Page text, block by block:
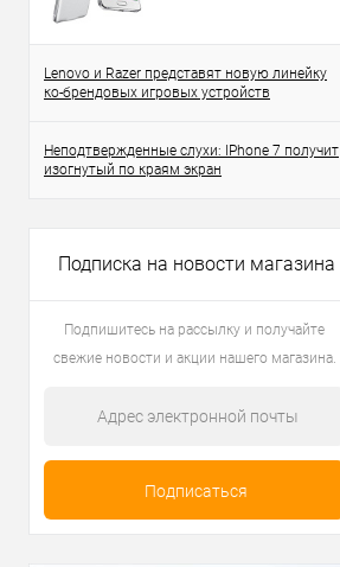
Lenovo и Razer представят новую линейку
ко-брендовых игровых устройств
Неподтвержденные слухи: IPhone 7 получит
изогнутый по краям экран
Подписка на новости магазина
Подпишитесь на рассылку и получайте
свежие новости и акции нашего магазина.